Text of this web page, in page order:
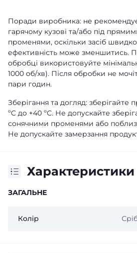
Поради виробника: не
гарячому кузові та/або під
променями, оскільки засіб
ефективність може зменшитись.
обробці використовуйте
1000 об/хв). Після обробки не
пари годин.
Зберігання та догляд: зберігайте
ºC до +40 ºC. Не допускайте
сонячними променями або
Не допускайте замерзання
Характеристики
ЗАГАЛЬНЕ
Колір